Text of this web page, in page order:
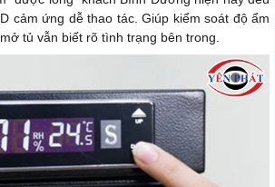
cảm ứng dễ thao tác. Giúp kiểm soát độ ẩm
tủ vẫn biết rõ tình trạng bên trong.